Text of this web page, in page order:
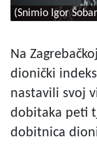
(Snimio Igor
Na
dionički
nastavili svoj
dobitaka peti
dobitnica